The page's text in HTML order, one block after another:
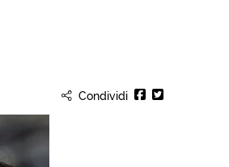
Condividi